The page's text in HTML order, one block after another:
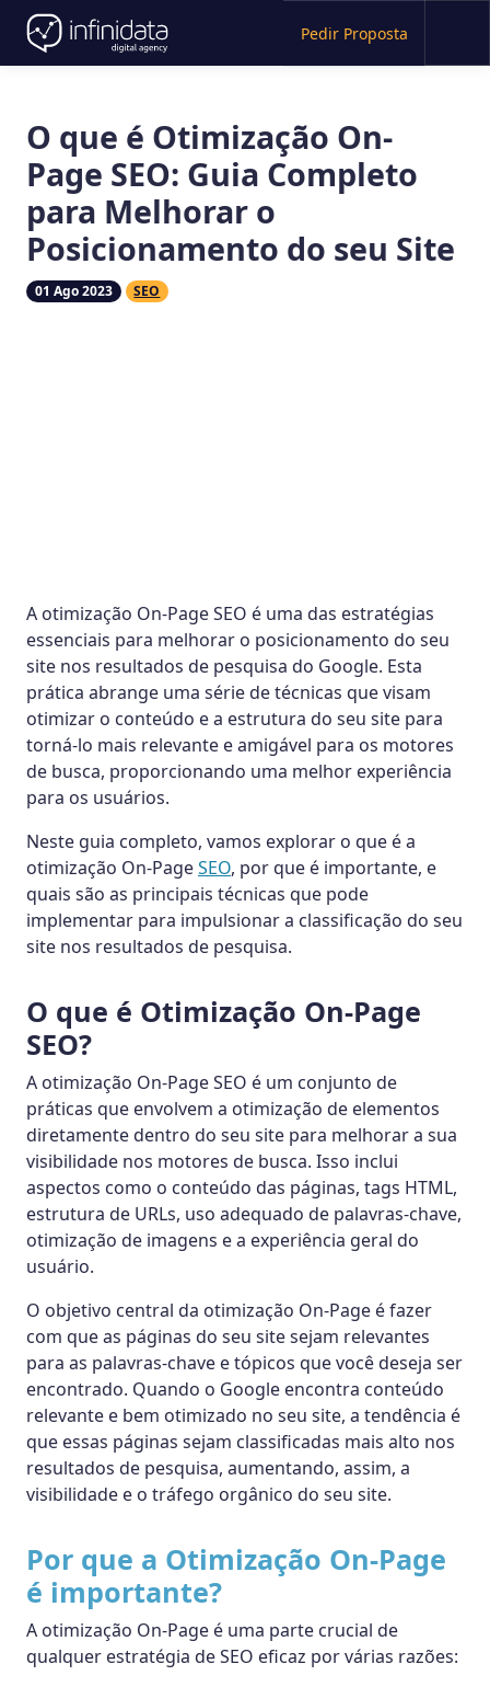
Pedir Proposta
O que é Otimização On-
Page SEO: Guia Completo
para Melhorar o
Posicionamento do seu Site
01 Ago 2023 SEO
A otimização On-Page SEO é uma das estratégias
essenciais para melhorar o posicionamento do seu
site nos resultados de pesquisa do Google. Esta
prática abrange uma série de técnicas que visam
otimizar o conteúdo e a estrutura do seu site para
torná-lo mais relevante e amigável para os motores
de busca, proporcionando uma melhor experiência
para os usuários.
Neste guia completo, vamos explorar o que é a
otimização On-PageSEO, por que é importante, e
quais são as principais técnicas que pode
implementar para impulsionar a classificação do seu
site nos resultados de pesquisa.
O que é Otimização On-Page
SEO?
A otimização On-Page SEO é um conjunto de
práticas que envolvem a otimização de elementos
diretamente dentro do seu site para melhorar a sua
visibilidade nos motores de busca. Isso inclui
aspectos como o conteúdo das páginas, tags HTML,
estrutura de URLs, uso adequado de palavras-chave,
otimização de imagens e a experiência geral do
usuário.
O objetivo central da otimização On-Page é fazer
com que as páginas do seu site sejam relevantes
para as palavras-chave e tópicos que você deseja ser
encontrado. Quando o Google encontra conteúdo
relevante e bem otimizado no seu site, a tendência é
que essas páginas sejam classificadas mais alto nos
resultados de pesquisa, aumentando, assim, a
visibilidade e o tráfego orgânico do seu site.
Por que a Otimização On-Page
é importante?
A otimização On-Page é uma parte crucial de
qualquer estratégia de SEO eficaz por várias razões: